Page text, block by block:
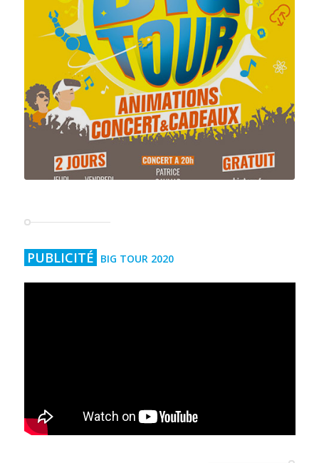
PUBLICITÉ BIG TOUR 2020